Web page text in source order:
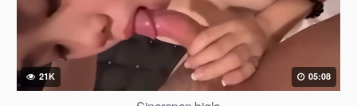
21K 05:08